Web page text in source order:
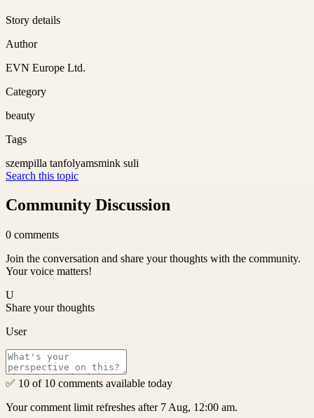
Story details
Author
EVN Europe Ltd.
Category
beauty
Tags
szempilla tanfolyamsmink suli
Search this topic
Community Discussion
0 comments
Join the conversation and share your thoughts with the community.
Your voice matters!
U
Share your thoughts
User
✅ 10 of 10 comments available today
Your comment limit refreshes after 7 Aug, 12:00 am.